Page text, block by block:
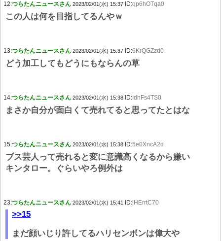
12:つらたんニュースさん 2023/02/01(水) 15:37 ID:qp6hOTqa0
この人は何を目指してるんやｗ
13:つらたんニュースさん 2023/02/01(水) 15:37 ID:6KrQGZzd0
どう加工してもどうにもならんの草
14:つらたんニュースさん 2023/02/01(水) 15:38 ID: IdhFs4TS0
まさか自分が面白くて売れてると思ってたとはな
15:つらたんニュースさん 2023/02/01(水) 15:38 ID:5e0XncA2d
ブス芸人って売れると変に意識高くなるから嫌い
キンタロー。ぐらいやろ例外は
23:つらたんニュースさん 2023/02/01(水) 15:41 ID: lHErrtC70
>>15
まだ顔いじり許してるハリセンボンは偉大や